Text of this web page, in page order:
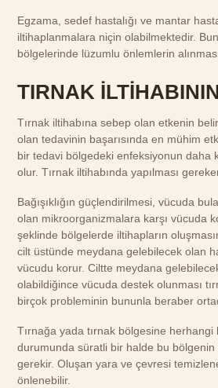
Egzama, sedef hastalığı ve mantar
iltihaplanmalara niçin olabilmektedir.
bölgelerinde lüzumlu önlemlerin
TIRNAK
Tırnak iltihabına sebep olan etkenin
olan tedavinin başarısında en mühim
bir tedavi bölgedeki enfeksiyonun daha
olur. Tırnak iltihabında yapılması
Bağışıklığın güçlendirilmesi, vücuda
olan mikroorganizmalara karşı vücuda
şeklinde bölgelerde iltihapların
cilt üstünde meydana gelebilecek olan
vücudu korur. Ciltte meydana
olabildiğince vücuda destek olunması
birçok probleminin bununla beraber
Tırnağa yada tırnak bölgesine herhangi
durumunda süratli bir halde bu bölgenin
gerekir. Oluşan yara ve çevresi
önlenebilir.